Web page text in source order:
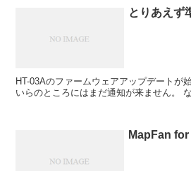
とりあえず
HT-03Aのファームウェアアップデートが
い
MapFan